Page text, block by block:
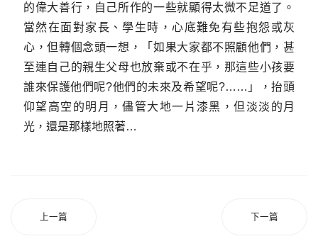
的偉大善行，自己所作的一些就顯得太微不足道了。
當然在面對家長、學生時，心底難免有些抱怨或灰
心，但轉個念頭一想，「如果大家都不照顧他們，甚
至連自己的親生父母也放棄或不在乎，那這些小孩要
誰來保護他們呢?他們的未來及希望呢?……」，抬頭
仰望高空的明月，儘管大地一片漆黑，但淡淡的月
光，還是那樣地照著…
上一篇 下一篇